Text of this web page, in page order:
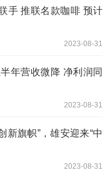
手 推联名款咖啡 预计
2023-08-31
年营收微降 净利润同
2023-08-31
新旗帜”，雄安迎来“中
2023-08-31